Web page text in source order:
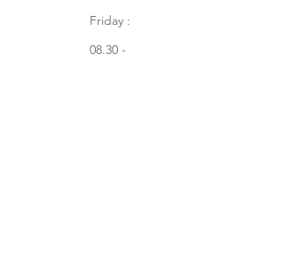
Friday :
08.30 -